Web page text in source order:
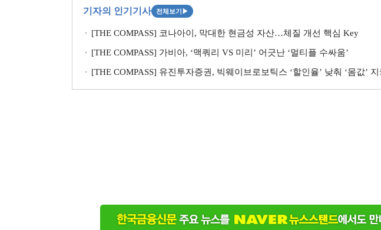
기자의 인기기사 전체보기 ▶
[THE COMPASS] 코나아이, 막대한 현금성 자산…체질 개선 핵심 Key
[THE COMPASS] 가비아, ‘맥쿼리 VS 미리’ 어긋난 ‘멀티플 수싸움’
[THE COMPASS] 유진투자증권, 빅웨이브로보틱스 ‘할인율’ 낮춰 ‘몸값’